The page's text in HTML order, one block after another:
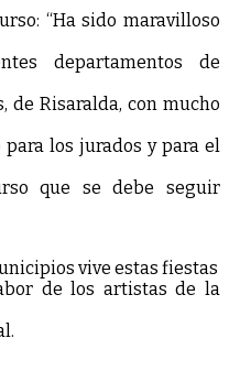
“Ha sido maravilloso
departamentos de
de Risaralda, con mucho
los jurados y para el
que se debe seguir
vive estas fiestas
de los artistas de la